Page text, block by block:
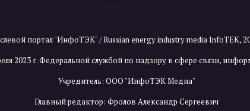
портал "ИнфоТЭК" / Russian energy industry media InfoTEK,
2023 г. Федеральной службой по надзору в сфере связи,
Учредитель: ООО "ИнфоТЭК Медиа"
Главный редактор: Фролов Александр Сергеевич